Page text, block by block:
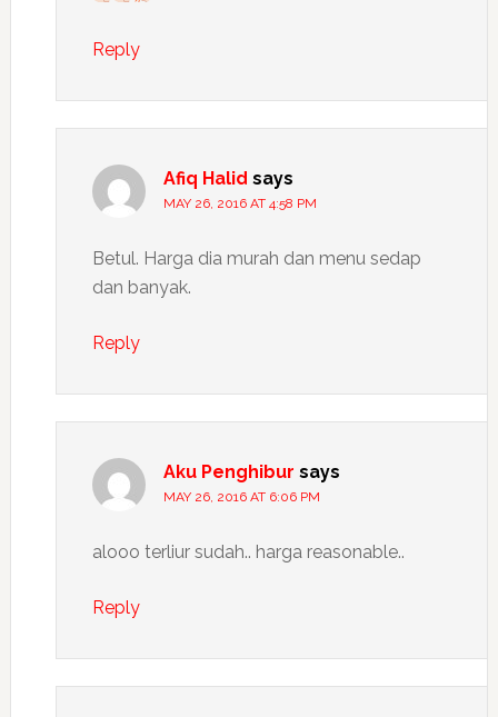
Reply
Afiq Halid says
MAY 26, 2016 AT 4:58 PM
Betul. Harga dia murah dan menu sedap
dan banyak.
Reply
Aku Penghibur says
MAY 26, 2016 AT 6:06 PM
alooo terliur sudah.. harga reasonable..
Reply